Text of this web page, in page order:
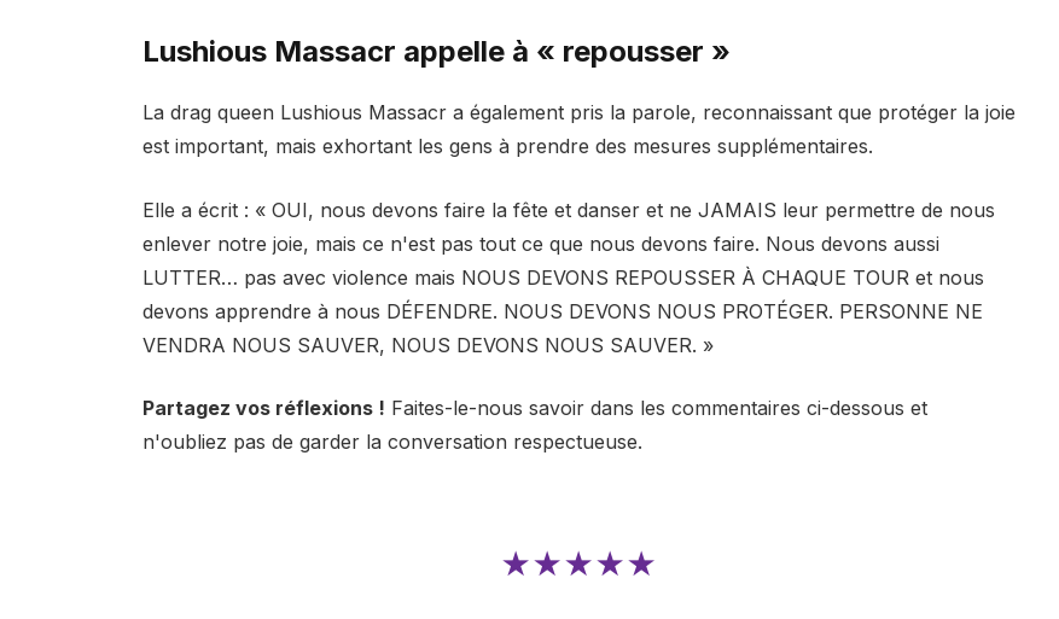
Lushious Massacr appelle à « repousser »
La drag queen Lushious Massacr a également pris la parole, reconnaissant que protéger la joie
est important, mais exhortant les gens à prendre des mesures supplémentaires.
Elle a écrit : « OUI, nous devons faire la fête et danser et ne JAMAIS leur permettre de nous
enlever notre joie, mais ce n'est pas tout ce que nous devons faire. Nous devons aussi
LUTTER… pas avec violence mais NOUS DEVONS REPOUSSER À CHAQUE TOUR et nous
devons apprendre à nous DÉFENDRE. NOUS DEVONS NOUS PROTÉGER. PERSONNE NE
VENDRA NOUS SAUVER, NOUS DEVONS NOUS SAUVER. »
Partagez vos réflexions ! Faites-le-nous savoir dans les commentaires ci-dessous et
n'oubliez pas de garder la conversation respectueuse.
★★★★★